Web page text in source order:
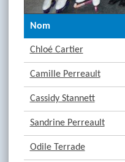
Nom
Chloé Cartier
Camille Perreault
Cassidy Stannett
Sandrine Perreault
Odile Terrade